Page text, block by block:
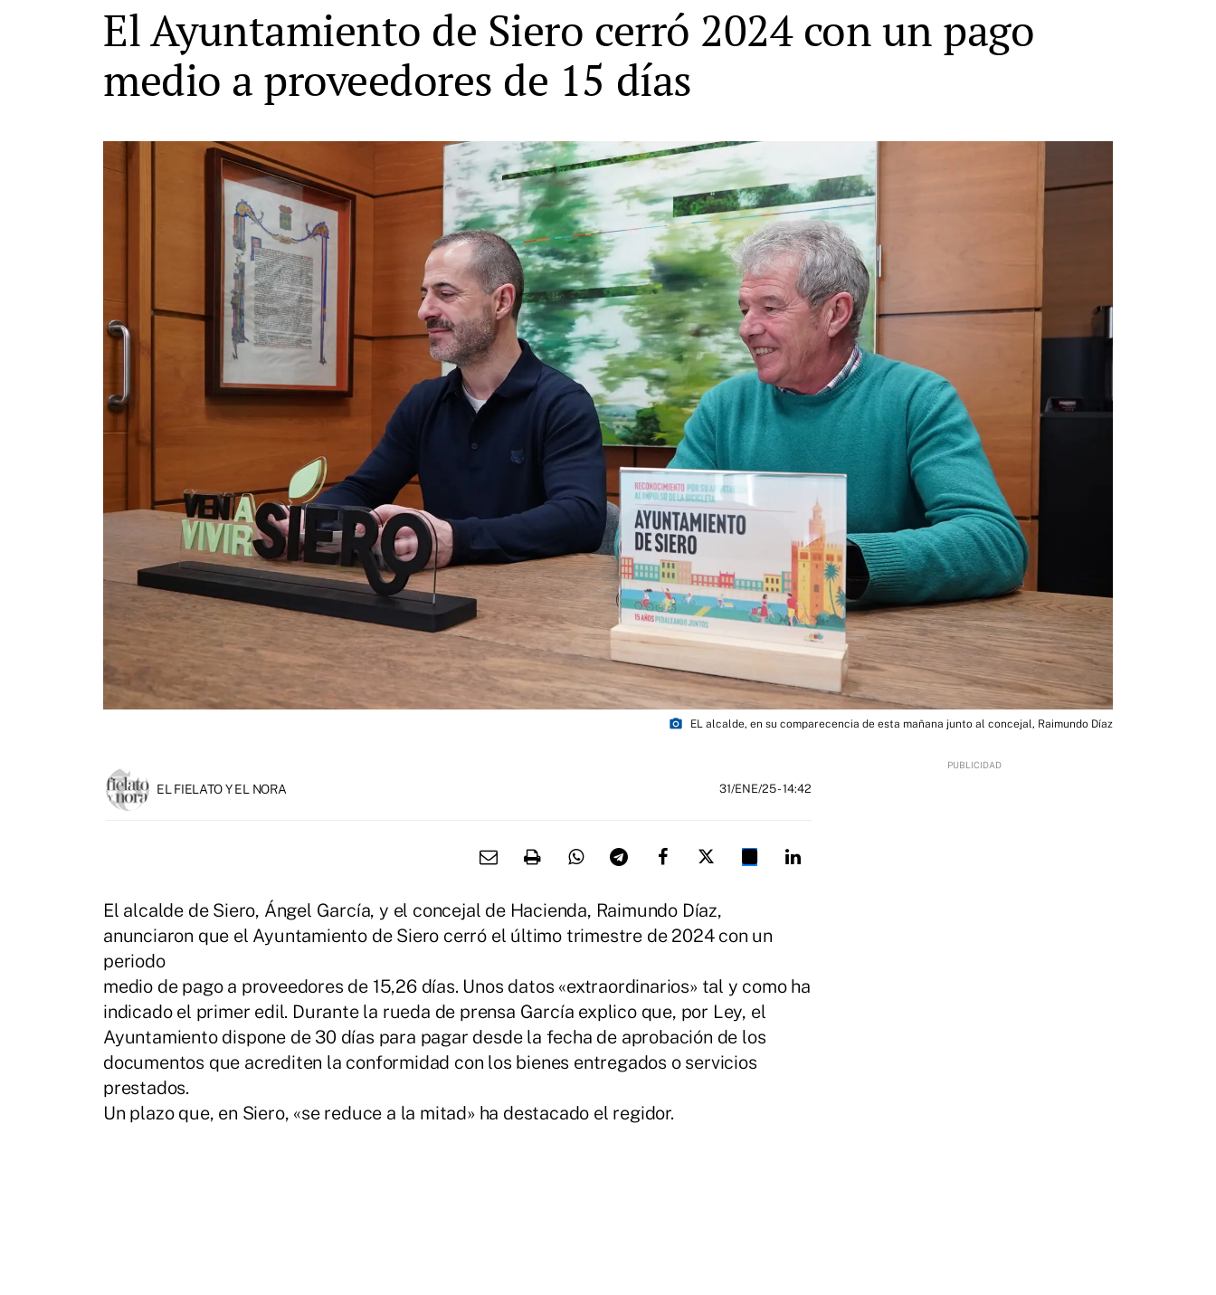
El Ayuntamiento de Siero cerró 2024 con un pago
medio a proveedores de 15 días
photo_camera EL alcalde, en su comparecencia de esta mañana junto al concejal, Raimundo Díaz
EL FIELATO Y EL NORA 31/ENE/25- 14:42
El alcalde de Siero, Ángel García, y el concejal de Hacienda, Raimundo Díaz,
anunciaron que el Ayuntamiento de Siero cerró el último trimestre de 2024 con un
periodo
medio de pago a proveedores de 15,26 días. Unos datos «extraordinarios» tal y como ha
indicado el primer edil. Durante la rueda de prensa García explico que, por Ley, el
Ayuntamiento dispone de 30 días para pagar desde la fecha de aprobación de los
documentos que acrediten la conformidad con los bienes entregados o servicios
prestados.
Un plazo que, en Siero, «se reduce a la mitad» ha destacado el regidor.